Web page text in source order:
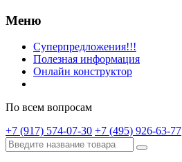
Меню
Суперпредложения!!!
Полезная информация
Онлайн конструктор
По всем вопросам
+7 (917) 574-07-30 +7 (495) 926-63-77